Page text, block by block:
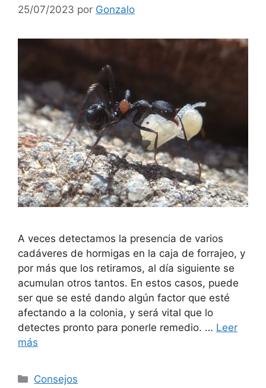
25/07/2023 por Gonzalo
A veces detectamos la presencia de varios
cadáveres de hormigas en la caja de forrajeo, y
por más que los retiramos, al día siguiente se
acumulan otros tantos. En estos casos, puede
ser que se esté dando algún factor que esté
afectando a la colonia, y será vital que lo
detectes pronto para ponerle remedio. … Leer
más
Consejos